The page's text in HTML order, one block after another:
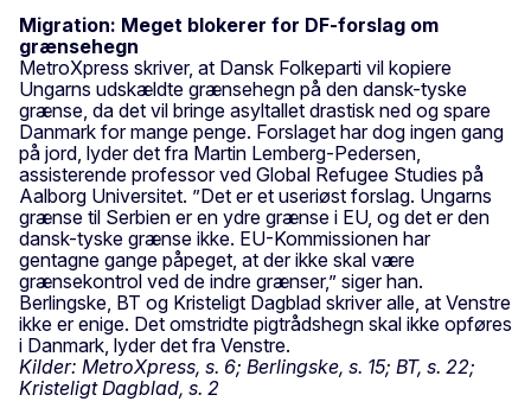
Migration: Meget blokerer for DF-forslag om
grænsehegn
MetroXpress skriver, at Dansk Folkeparti vil kopiere
Ungarns udskældte grænsehegn på den dansk-tyske
grænse, da det vil bringe asyltallet drastisk ned og spare
Danmark for mange penge. Forslaget har dog ingen gang
på jord, lyder det fra Martin Lemberg-Pedersen,
assisterende professor ved Global Refugee Studies på
Aalborg Universitet. ”Det er et useriøst forslag. Ungarns
grænse til Serbien er en ydre grænse i EU, og det er den
dansk-tyske grænse ikke. EU-Kommissionen har
gentagne gange påpeget, at der ikke skal være
grænsekontrol ved de indre grænser,” siger han.
Berlingske, BT og Kristeligt Dagblad skriver alle, at Venstre
ikke er enige. Det omstridte pigtrådshegn skal ikke opføres
i Danmark, lyder det fra Venstre.
Kilder: MetroXpress, s. 6; Berlingske, s. 15; BT, s. 22;
Kristeligt Dagblad, s. 2